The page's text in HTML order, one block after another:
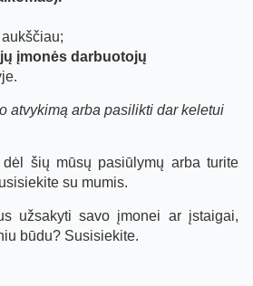
įmonės darbuotojų
atvykimą arba pasilikti dar keletui
šių mūsų pasiūlymų arba turite
su mumis.
užsakyti savo įmonei ar įstaigai,
būdu? Susisiekite.